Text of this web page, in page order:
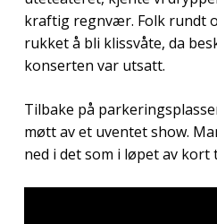
kraftig regnvær. Folk rundt
rukket å bli klissvåte, da
konserten var utsatt.
Tilbake på
møtt av et uventet show.
ned i det som i løpet av